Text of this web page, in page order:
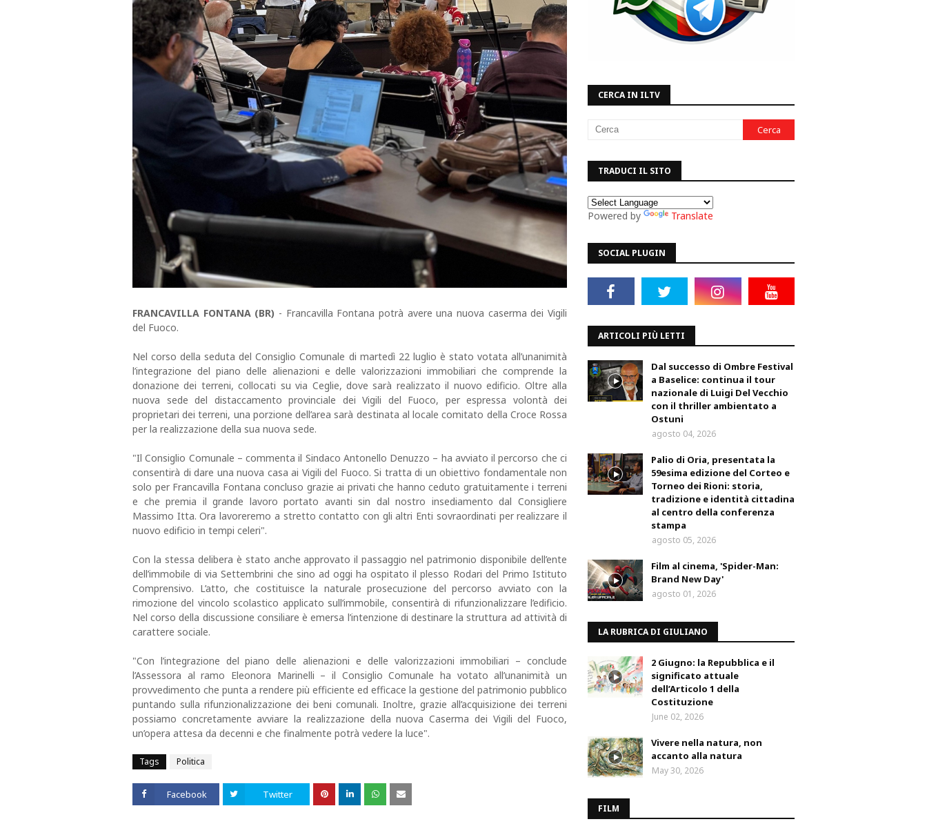
FRANCAVILLA FONTANA (BR) - Francavilla Fontana potrà avere una nuova caserma dei Vigili
del Fuoco.
Nel corso della seduta del Consiglio Comunale di martedì 22 luglio è stato votata all’unanimità
l’integrazione del piano delle alienazioni e delle valorizzazioni immobiliari che comprende la
donazione dei terreni, collocati su via Ceglie, dove sarà realizzato il nuovo edificio. Oltre alla
nuova sede del distaccamento provinciale dei Vigili del Fuoco, per espressa volontà dei
proprietari dei terreni, una porzione dell’area sarà destinata al locale comitato della Croce Rossa
per la realizzazione della sua nuova sede.
"Il Consiglio Comunale – commenta il Sindaco Antonello Denuzzo – ha avviato il percorso che ci
consentirà di dare una nuova casa ai Vigili del Fuoco. Si tratta di un obiettivo fondamentale non
solo per Francavilla Fontana concluso grazie ai privati che hanno ceduto gratuitamente i terreni
e che premia il grande lavoro portato avanti sin dal nostro insediamento dal Consigliere
Massimo Itta. Ora lavoreremo a stretto contatto con gli altri Enti sovraordinati per realizzare il
nuovo edificio in tempi celeri".
Con la stessa delibera è stato anche approvato il passaggio nel patrimonio disponibile dell’ente
dell’immobile di via Settembrini che sino ad oggi ha ospitato il plesso Rodari del Primo Istituto
Comprensivo. L’atto, che costituisce la naturale prosecuzione del percorso avviato con la
rimozione del vincolo scolastico applicato sull’immobile, consentirà di rifunzionalizzare l’edificio.
Nel corso della discussione consiliare è emersa l’intenzione di destinare la struttura ad attività di
carattere sociale.
"Con l’integrazione del piano delle alienazioni e delle valorizzazioni immobiliari – conclude
l’Assessora al ramo Eleonora Marinelli – il Consiglio Comunale ha votato all’unanimità un
provvedimento che punta a rendere più efficiente ed efficace la gestione del patrimonio pubblico
puntando sulla rifunzionalizzazione dei beni comunali. Inoltre, grazie all’acquisizione dei terreni
possiamo concretamente avviare la realizzazione della nuova Caserma dei Vigili del Fuoco,
un’opera attesa da decenni e che finalmente potrà vedere la luce".
Tags Politica
Facebook Twitter
CERCA IN ILTV
TRADUCI IL SITO
Powered by Translate
SOCIAL PLUGIN
ARTICOLI PIÙ LETTI
Dal successo di Ombre Festival
a Baselice: continua il tour
nazionale di Luigi Del Vecchio
con il thriller ambientato a
Ostuni
agosto 04, 2026
Palio di Oria, presentata la
59esima edizione del Corteo e
Torneo dei Rioni: storia,
tradizione e identità cittadina
al centro della conferenza
stampa
agosto 05, 2026
Film al cinema, 'Spider-Man:
Brand New Day'
agosto 01, 2026
LA RUBRICA DI GIULIANO
2 Giugno: la Repubblica e il
significato attuale
dell’Articolo 1 della
Costituzione
June 02, 2026
Vivere nella natura, non
accanto alla natura
May 30, 2026
FILM